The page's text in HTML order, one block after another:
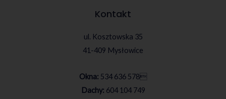
Kontakt
ul. Kosztowska 35
41-409 Mysłowice
Okna: 534 636 578
Dachy: 604 104 749